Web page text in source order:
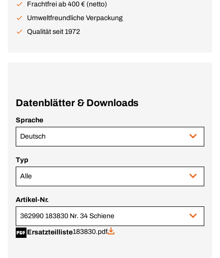
Frachtfrei ab 400 € (netto)
Umweltfreundliche Verpackung
Qualität seit 1972
Datenblätter & Downloads
Sprache
Deutsch
Typ
Alle
Artikel-Nr.
362990 183830 Nr. 34 Schiene
Ersatzteilliste183830.pdf